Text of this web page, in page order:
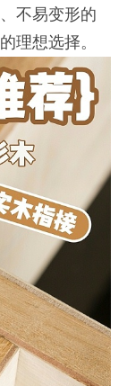
不易变形的
理想选择。